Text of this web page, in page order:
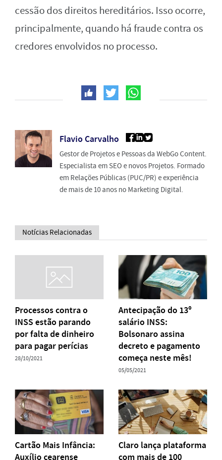
cessão dos direitos hereditários. Isso ocorre,
principalmente, quando há fraude contra os
credores envolvidos no processo.
Flavio Carvalho
Gestor de Projetos e Pessoas da WebGo Content.
Especialista em SEO e novos Projetos. Formado
em Relações Públicas (PUC/PR) e experiência
de mais de 10 anos no Marketing Digital.
Notícias Relacionadas
Processos contra o
INSS estão parando
por falta de dinheiro
para pagar perícias
28/10/2021
Antecipação do 13º
salário INSS:
Bolsonaro assina
decreto e pagamento
começa neste mês!
05/05/2021
Cartão Mais Infância:
Auxílio cearense
Claro lança plataforma
com mais de 100